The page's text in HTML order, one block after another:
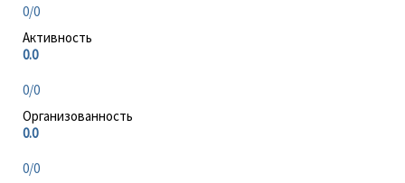
0/0
Активность
0.0
0/0
Организованность
0.0
0/0